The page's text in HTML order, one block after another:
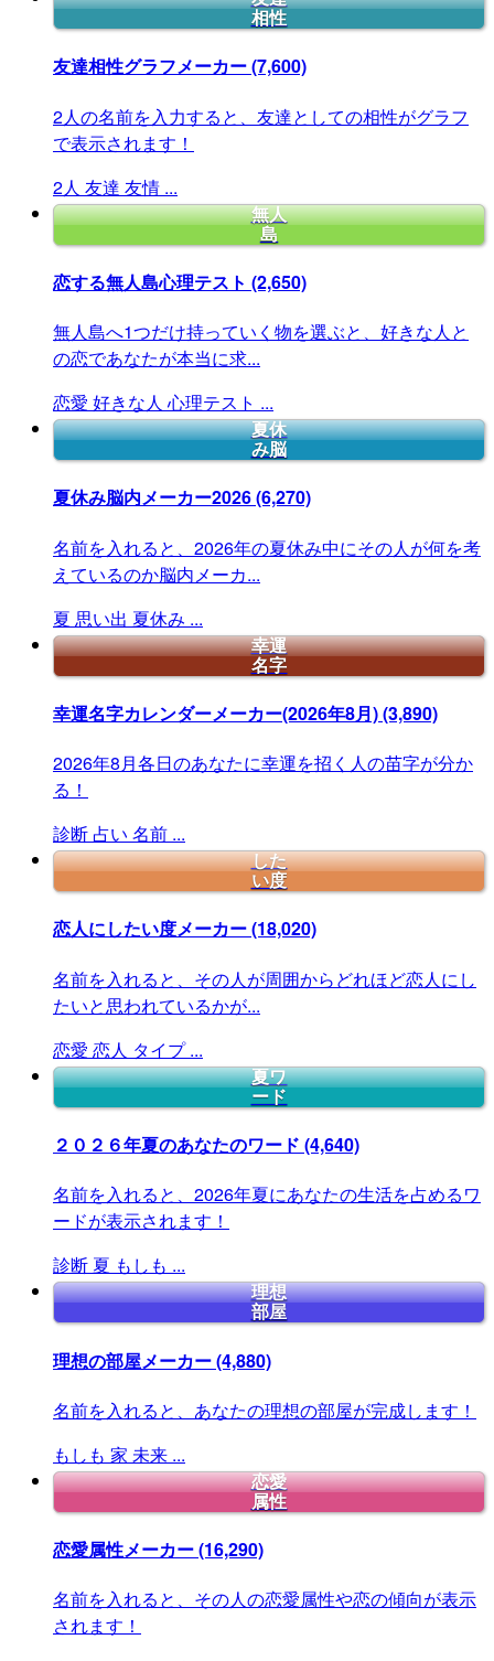
相性
友達相性グラフメーカー(7,600)
2人の名前を入力すると、友達としての相性がグラフ
で表示されます！
2人 友達 友情 ...
無人
島
恋する無人島心理テスト (2,650)
無人島へ1つだけ持っていく物を選ぶと、好きな人と
の恋であなたが本当に求...
恋愛 好きな人 心理テスト ...
夏休
み脳
夏休み脳内メーカー2026(6,270)
名前を入れると、2026年の夏休み中にその人が何を考
えているのか脳内メーカ...
夏 思い出 夏休み ...
幸運
名字
幸運名字カレンダーメーカー(2026年8月)(3,890)
2026年8月各日のあなたに幸運を招く人の苗字が分か
る！
診断 占い 名前 ...
した
い度
恋人にしたい度メーカー(18,020)
名前を入れると、その人が周囲からどれほど恋人にし
たいと思われているかが...
恋愛 恋人 タイプ ...
夏ワ
ード
２０２６年夏のあなたのワード (4,640)
名前を入れると、2026年夏にあなたの生活を占めるワ
ードが表示されます！
診断 夏 もしも ...
理想
部屋
理想の部屋メーカー(4,880)
名前を入れると、あなたの理想の部屋が完成します！
もしも 家 未来 ...
恋愛
属性
恋愛属性メーカー(16,290)
名前を入れると、その人の恋愛属性や恋の傾向が表示
されます！